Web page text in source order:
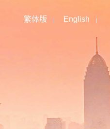
繁体版 English